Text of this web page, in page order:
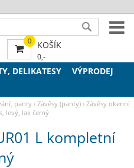
DELIKATESY
VÝPRODEJ
panty ›Závěsy (panty) ›Závěsy okenní
levý, lak černý
L kompletní
0 KOŠÍK
0,-